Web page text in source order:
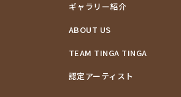
ギャラリー紹介
ABOUT US
TEAM TINGA TINGA
認定アーティスト